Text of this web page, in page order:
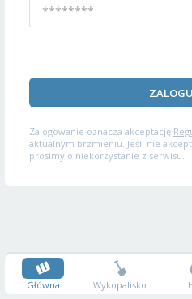
Zalogowanie oznacza akceptację
aktualnym brzmieniu. Jeśli nie
prosimy o niekorzystanie z serwisu.
Główna Wykopalisko